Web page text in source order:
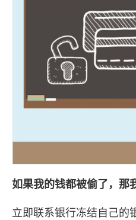
如果我的钱都被偷了，那
立即联系银行冻结自己的